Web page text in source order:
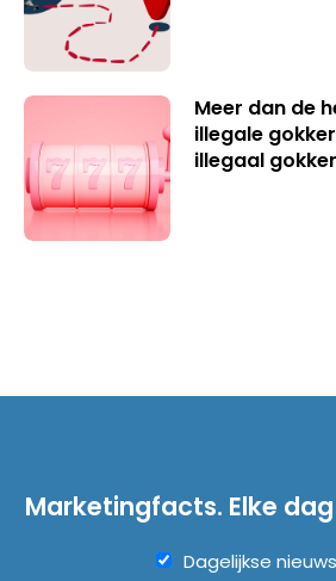
Meer dan de
illegale
illegaal
Marketingfacts. Elke dag
Dagelijkse